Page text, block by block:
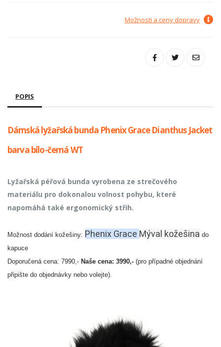
Možnosti a ceny dopravy
POPIS
Dámská lyžařská bunda Phenix Grace Dianthus Jacket
barva bílo-černá WT
Lyžařská péřová bunda vyrobena ze strečového
materiálu pro dokonalou volnost pohybu, které
napomáhá také ergonomický střih.
Možnost dodání kožešiny: Phenix Grace Mýval kožešina do
kapuce
Doporučená cena: 7990,- Naše cena: 3990,- (pro případné objednání
připište do objednávky nebo volejte).